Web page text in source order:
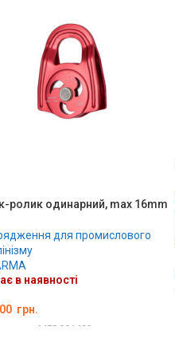
ролик одинарний, max 16mm
для промислового
в наявності
грн.
MED001403